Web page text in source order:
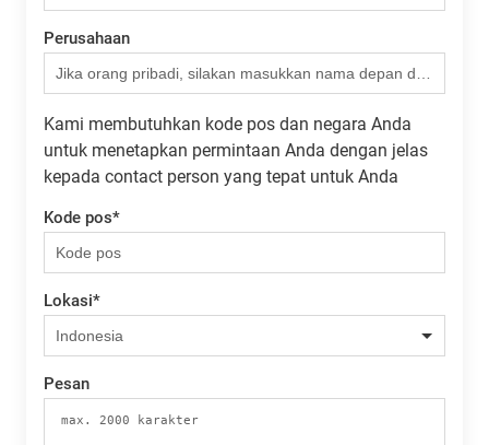
Perusahaan
Kami membutuhkan kode pos dan negara Anda
untuk menetapkan permintaan Anda dengan jelas
kepada contact person yang tepat untuk Anda
Kode pos*
Lokasi*
Pesan